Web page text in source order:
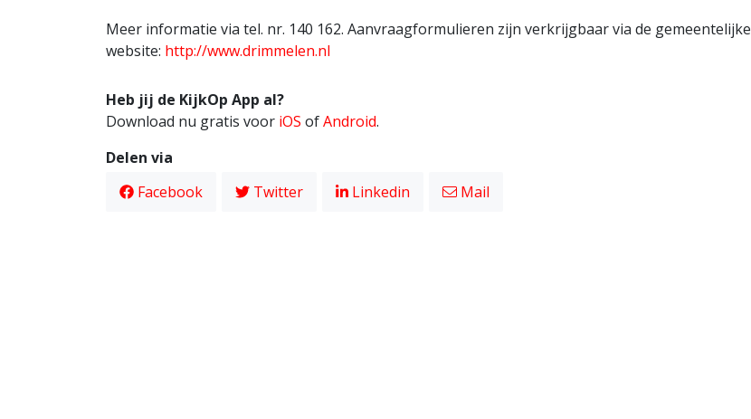
Meer informatie via tel. nr. 140 162. Aanvraagformulieren zijn verkrijgbaar via de gemeentelijke
website: http://www.drimmelen.nl
Heb jij de KijkOp App al?
Download nu gratis voor iOS ofAndroid.
Delen via
Facebook
Twitter Linkedin Mail